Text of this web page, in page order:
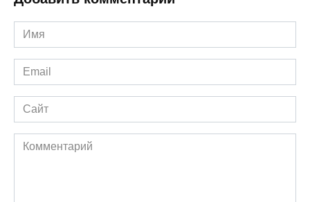
Имя
*
Email
*
Сайт
Комментарий